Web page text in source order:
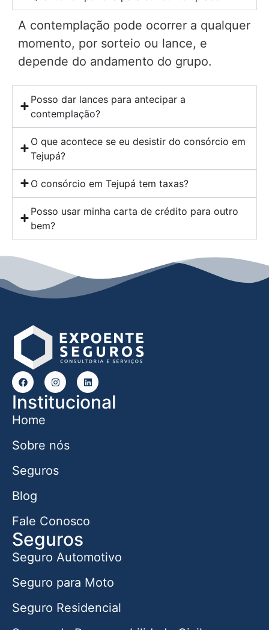
A contemplação pode ocorrer a qualquer
momento, por sorteio ou lance, e
depende do andamento do grupo.
Posso dar lances para antecipar a
contemplação?
O que acontece se eu desistir do consórcio em
Tejupá?
O consórcio em Tejupá tem taxas?
Posso usar minha carta de crédito para outro
bem?
Institucional
Home
Sobre nós
Seguros
Blog
Fale Conosco
Seguros
Seguro Automotivo
Seguro para Moto
Seguro Residencial